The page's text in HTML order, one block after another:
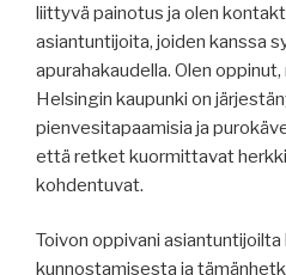
liittyvä painotus ja olen
asiantuntijoita, joiden kanssa
apurahakaudella. Olen
Helsingin kaupunki on
pienvesitapaamisia ja
että retket kuormittavat
kohdentuvat.
Toivon oppivani
kunnostamisesta ja